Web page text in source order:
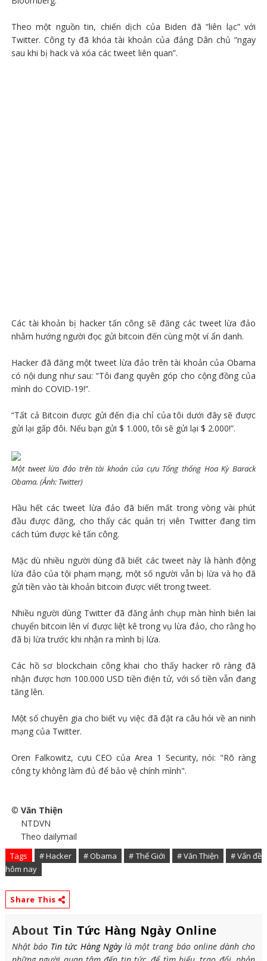
Theo một nguồn tin, chiến dịch của Biden đã “liên lạc” với
Twitter. Công ty đã khóa tài khoản của đảng Dân chủ “ngay
sau khi bị hack và xóa các tweet liên quan”.
Các tài khoản bị hacker tấn công sẽ đăng các tweet lừa đảo
nhằm hướng người đọc gửi bitcoin đến cùng một ví ẩn danh.
Hacker đã đăng một tweet lừa đảo trên tài khoản của Obama
có nội dung như sau: “Tôi đang quyên góp cho cộng đồng của
mình do COVID-19!”.
“Tất cả Bitcoin được gửi đến địa chỉ của tôi dưới đây sẽ được
gửi lại gấp đôi. Nếu bạn gửi $ 1.000, tôi sẽ gửi lại $ 2.000!”.
Một tweet lừa đảo trên tài khoản của cựu Tổng thống Hoa Kỳ Barack
Obama. (Ảnh: Twitter)
Hầu hết các tweet lừa đảo đã biến mất trong vòng vài phút
đầu được đăng, cho thấy các quản trị viên Twitter đang tìm
cách túm được kẻ tấn công.
Mặc dù nhiều người dùng đã biết các tweet này là hành động
lừa đảo của tội phạm mạng, một số người vẫn bị lừa và họ đã
gửi tiền vào tài khoản bitcoin được viết trong tweet.
Nhiều người dùng Twitter đã đăng ảnh chụp màn hình biên lai
chuyển bitcoin lên ví được liệt kê trong vụ lừa đảo, cho rằng họ
đã bị lừa trước khi nhận ra mình bị lừa.
Các hồ sơ blockchain công khai cho thấy hacker rõ ràng đã
nhận được hơn 100.000 USD tiền điện tử, với số tiền vẫn đang
tăng lên.
Một số chuyên gia cho biết vụ việc đã đặt ra câu hỏi về an ninh
mạng của Twitter.
Oren Falkowitz, cựu CEO của Area 1 Security, nói: "Rõ ràng
công ty không làm đủ để bảo vệ chính mình".
© Văn Thiện
NTDVN
Theo dailymail
Tags # Hacker # Obama # Thế Giới # Văn Thiện
# Vấn đề
hôm nay
Share This
About Tin Tức Hàng Ngày Online
Nhật báo Tin tức Hàng Ngàylà một trang báo online dành cho